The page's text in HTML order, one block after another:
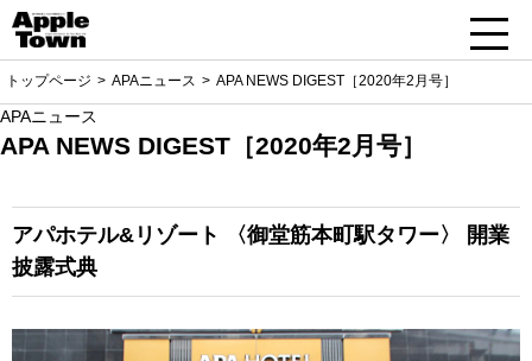
トップページ APAニュース APA NEWS DIGEST［2020年2月号］
APAニュース
APA NEWS DIGEST［2020年2月号］
アパホテル&リゾート 〈御堂筋本町駅タワー〉
開業
披露式典